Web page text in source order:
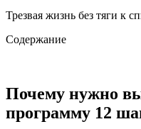
Трезвая жизнь без тяги к
Содержание
Почему нужно
программу 12